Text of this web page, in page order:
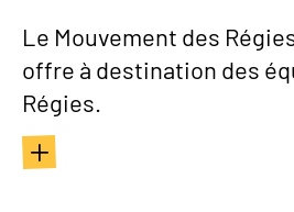
Le Mouvement des
offre à destination des
Régies.